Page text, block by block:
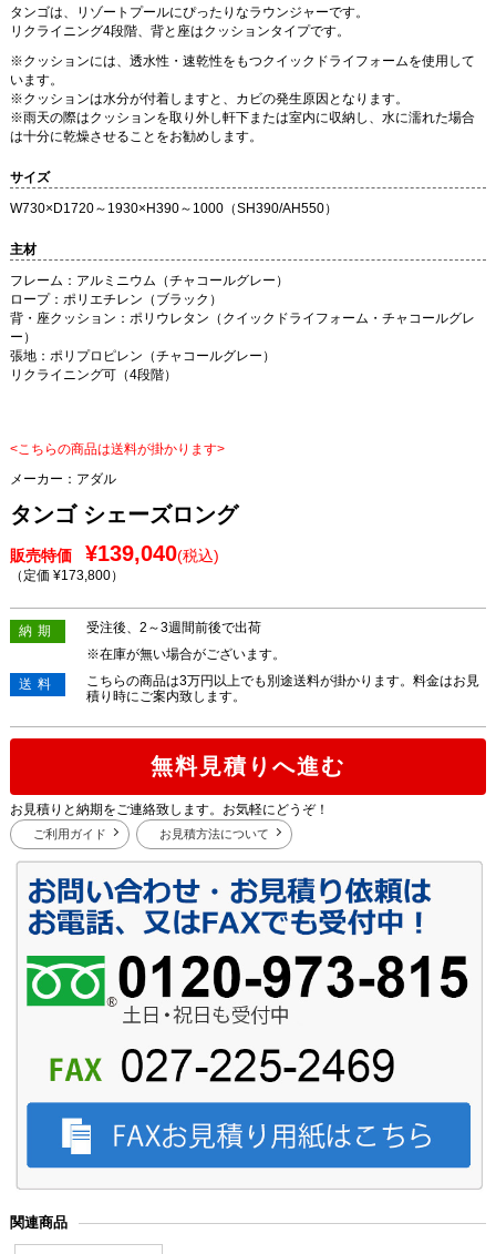
タンゴは、リゾートプールにぴったりなラウンジャーです。
リクライニング4段階、背と座はクッションタイプです。
※クッションには、透水性・速乾性をもつクイックドライフォームを使用して
います。
※クッションは水分が付着しますと、カビの発生原因となります。
※雨天の際はクッションを取り外し軒下または室内に収納し、水に濡れた場合
は十分に乾燥させることをお勧めします。
サイズ
W730×D1720～1930×H390～1000（SH390/AH550）
主材
フレーム：アルミニウム（チャコールグレー）
ロープ：ポリエチレン（ブラック）
背・座クッション：ポリウレタン（クイックドライフォーム・チャコールグレ
ー）
張地：ポリプロピレン（チャコールグレー）
リクライニング可（4段階）
<こちらの商品は送料が掛かります>
メーカー： アダル
タンゴ シェーズロング
販売特価 ¥139,040(税込)
（定価 ¥173,800）
納期
受注後、2～3週間前後で出荷
※在庫が無い場合がございます。
送料
こちらの商品は3万円以上でも別途送料が掛かります。料金はお見
積り時にご案内致します。
無料見積りへ進む
お見積りと納期をご連絡致します。お気軽にどうぞ！
ご利用ガイド お見積方法について
関連商品